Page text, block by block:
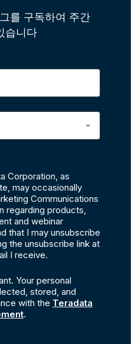
를 구독하여 주간
습니다
Corporation, as
may occasionally
Communications
regarding products,
and webinar
that I may unsubscribe
the unsubscribe link at
I receive.
Your personal
stored, and
with the Teradata
.